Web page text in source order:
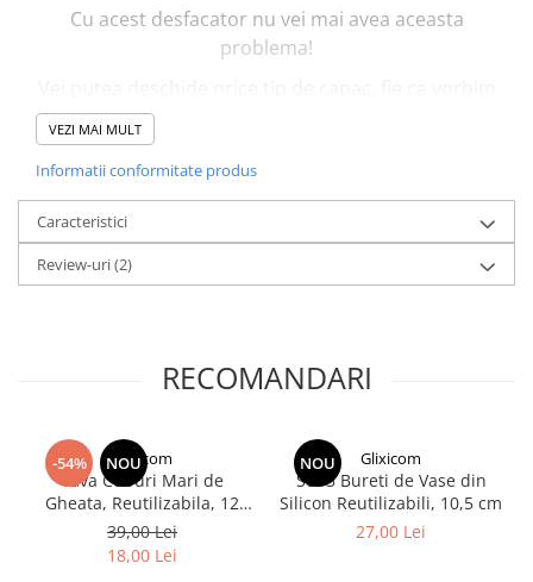
Cu acest desfacator nu vei mai avea aceasta
problema!
de un borcan, fie ca vorbim de o sticla.
VEZI MAI MULT
Informatii conformitate produs
Caracteristici
Review-uri(2)
RECOMANDARI
-54% NOU
Glixicom
Tava Cuburi Mari de
Gheata, Reutilizabila, 12
Compartimente, PVC si
Silicon
39,00 Lei
18,00 Lei
NOU Glixicom
Set 3 Bureti de Vase din
Silicon Reutilizabili, 10,5 cm
27,00 Lei